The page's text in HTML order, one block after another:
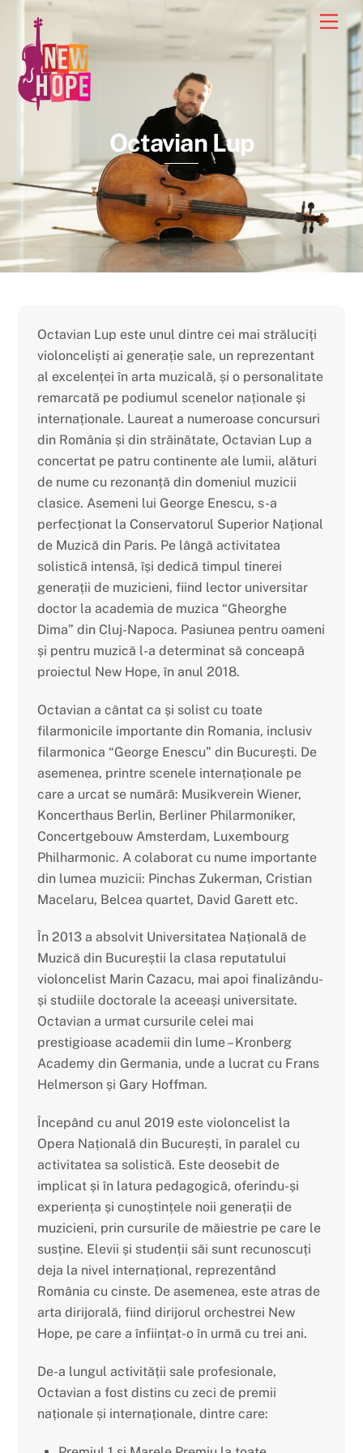
content
Octavian Lup
Octavian Lup este unul dintre cei mai străluciți
violonceliști ai generație sale, un reprezentant
al excelenței în arta muzicală, și o personalitate
remarcată pe podiumul scenelor naționale și
internaționale. Laureat a numeroase concursuri
din România și din străinătate, Octavian Lup a
concertat pe patru continente ale lumii, alături
de nume cu rezonanță din domeniul muzicii
clasice. Asemeni lui George Enescu, s-a
perfecționat la Conservatorul Superior Național
de Muzică din Paris. Pe lângă activitatea
solistică intensă, își dedică timpul tinerei
generații de muzicieni, fiind lector universitar
doctor la academia de muzica “Gheorghe
Dima” din Cluj-Napoca. Pasiunea pentru oameni
și pentru muzică l-a determinat să conceapă
proiectul New Hope, în anul 2018.
Octavian a cântat ca și solist cu toate
filarmonicile importante din Romania, inclusiv
filarmonica “George Enescu” din București. De
asemenea, printre scenele internaționale pe
care a urcat se numără: Musikverein Wiener,
Koncerthaus Berlin, Berliner Philarmoniker,
Concertgebouw Amsterdam, Luxembourg
Philharmonic. A colaborat cu nume importante
din lumea muzicii: Pinchas Zukerman, Cristian
Macelaru, Belcea quartet, David Garett etc.
În 2013 a absolvit Universitatea Națională de
Muzică din Bucureștii la clasa reputatului
violoncelist Marin Cazacu, mai apoi finalizându-
și studiile doctorale la aceeași universitate.
Octavian a urmat cursurile celei mai
prestigioase academii din lume – Kronberg
Academy din Germania, unde a lucrat cu Frans
Helmerson și Gary Hoffman.
Începând cu anul 2019 este violoncelist la
Opera Națională din București, în paralel cu
activitatea sa solistică. Este deosebit de
implicat și în latura pedagogică, oferindu-și
experiența și cunoștințele noii generații de
muzicieni, prin cursurile de măiestrie pe care le
susține. Elevii și studenții săi sunt recunoscuți
deja la nivel internațional, reprezentând
România cu cinste. De asemenea, este atras de
arta dirijorală, fiind dirijorul orchestrei New
Hope, pe care a înființat-o în urmă cu trei ani.
De-a lungul activității sale profesionale,
Octavian a fost distins cu zeci de premii
naționale și internaționale, dintre care: